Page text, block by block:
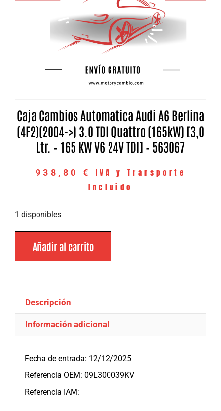
Caja Cambios Automatica Audi A6 Berlina
(4F2)(2004->) 3.0 TDI Quattro (165kW) [3,0
Ltr. – 165 KW V6 24V TDI] – 563067
938,80 €
IVA y Transporte
Incluido
1 disponibles
Añadir al carrito
Descripción
Información adicional
Fecha de entrada: 12/12/2025
Referencia OEM: 09L300039KV
Referencia IAM: